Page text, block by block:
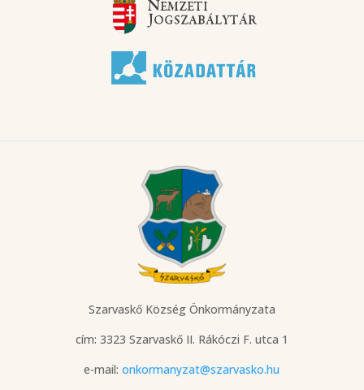
Szarvaskő Község Önkormányzata
cím: 3323 Szarvaskő II. Rákóczi F. utca 1
e-mail:onkormanyzat@szarvasko.hu